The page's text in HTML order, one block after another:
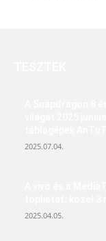
2025.07.04.
2025.04.05.